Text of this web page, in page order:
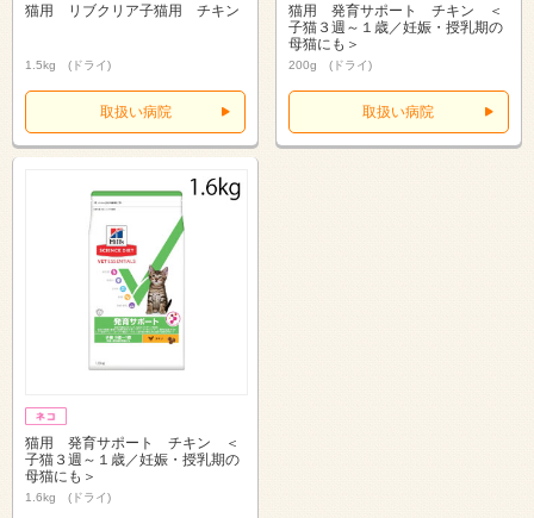
猫用 リブクリア子猫用 チキン
1.5kg (ドライ)
取扱い病院
猫用 発育サポート チキン ＜
子猫３週～１歳／妊娠・授乳期の
母猫にも＞
200g (ドライ)
取扱い病院
猫用 発育サポート チキン ＜
子猫３週～１歳／妊娠・授乳期の
母猫にも＞
1.6kg (ドライ)